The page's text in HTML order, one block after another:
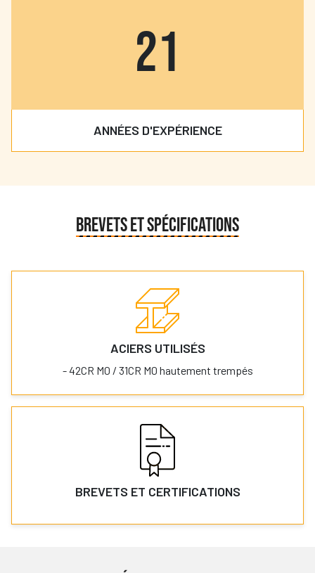
25
ANNÉES D'EXPÉRIENCE
BREVETS ET SPÉCIFICATIONS
ACIERS UTILISÉS
- 42CR M0 / 31CR M0 hautement trempés
BREVETS ET CERTIFICATIONS